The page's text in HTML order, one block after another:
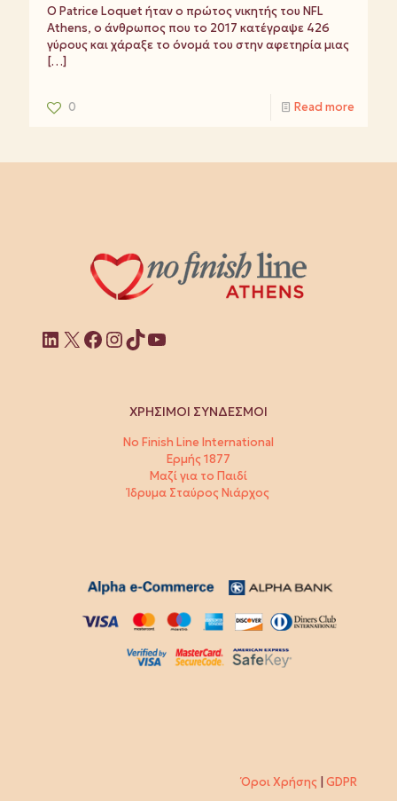
Ο Patrice Loquet ήταν ο πρώτος νικητής του NFL
Athens, ο άνθρωπος που το 2017 κατέγραψε 426
γύρους και χάραξε το όνομά του στην αφετηρία μιας
[…]
0 Read more
Linkedin
X Facebook
Instagram
TikTok
YouTube
ΧΡΗΣΙΜΟΙ ΣΥΝΔΕΣΜΟΙ
No Finish Line International
Ερμής 1877
Μαζί για το Παιδί
Ίδρυμα Σταύρος Νιάρχος
Όροι Χρήσης GDPR